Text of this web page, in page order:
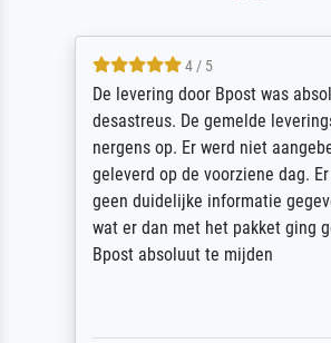
5 / 5
Sehr gute Qualität des
des Rahmens! Unser Bild
sorgfältig und sicher verpackt,
unbeschadet bei uns ankam.
unser letzter Meisterdruck
Dank!